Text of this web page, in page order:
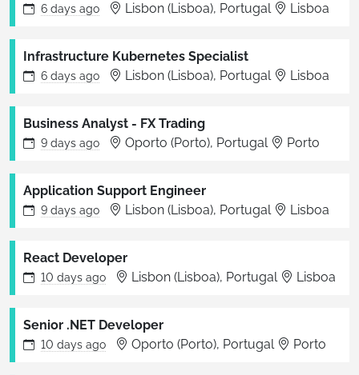
6 days ago Lisbon (Lisboa), Portugal Lisboa
Infrastructure Kubernetes Specialist
6 days ago Lisbon (Lisboa), Portugal Lisboa
Business Analyst - FX Trading
9 days ago Oporto (Porto), Portugal Porto
Application Support Engineer
9 days ago Lisbon (Lisboa), Portugal Lisboa
React Developer
10 days ago Lisbon (Lisboa), Portugal Lisboa
Senior .NET Developer
10 days ago Oporto (Porto), Portugal Porto